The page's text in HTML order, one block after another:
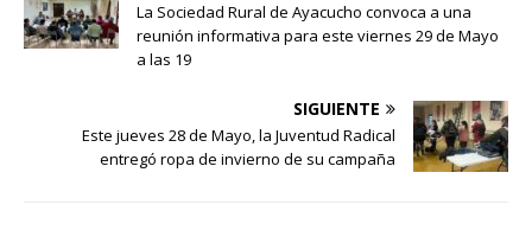
La Sociedad Rural de Ayacucho convoca a una
reunión informativa para este viernes 29 de Mayo
a las 19
SIGUIENTE
Este jueves 28 de Mayo, la Juventud Radical
entregó ropa de invierno de su campaña